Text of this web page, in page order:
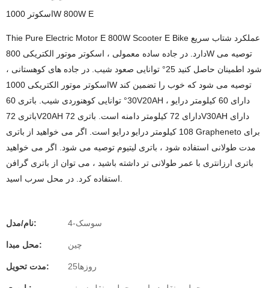
اسکوتر 1000W 800W E
Thie Pure Electric Motor E 800W Scooter E Bike عملکرد شتاب سریع
دارد. در جاده ساده معمولی ، اسکوتر موتور الکتریکی 800W توصیه می
شود اطمینان حاصل کنید 25° توانایی صعود شیب. در جاده های کوهستانی ،
اسکوتر موتور الکتریکی 1000W توصیه می شود که خوب را تضمین کند
30° توانایی کوهنوردی شیب. باتری 60V20AH دارای 60 کیلومتر درایو ،
باتری 72V20AH دارای 72 کیلومتر دامنه است. باتری 72V30AH دارای
108 کیلومتر درایو درایو است. اگر می خواهید از باتری Grapheneto برای
مدت طولانی استفاده شود ، باتری لیتیوم توصیه می شود. اگر می خواهید
باتری ارزانتری با عمر طولانی تر داشته باشید ، می توان از باتری گرافن
نام/مدل: سوسک-4
محل مبدا: چین
مدت تحویل: روزها25